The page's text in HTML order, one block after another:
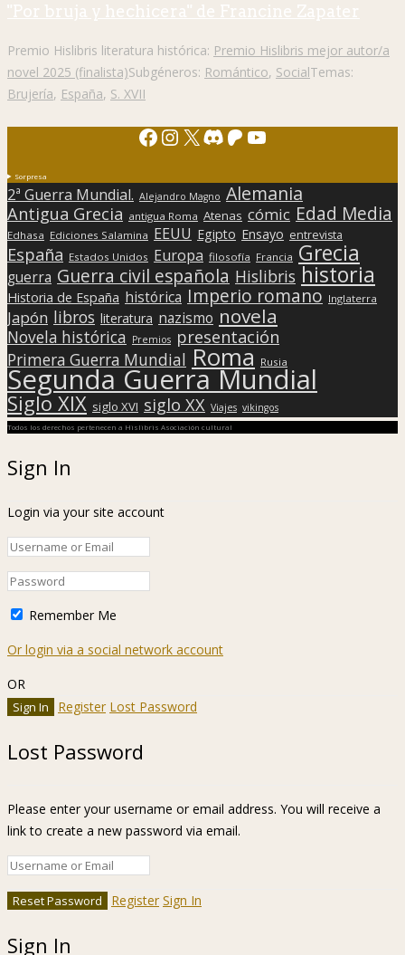
"Por bruja y hechicera" de Francine Zapater
Premio Hislibris literatura histórica: Premio Hislibris mejor autor/a
novel 2025 (finalista)Subgéneros: Romántico, SocialTemas:
Brujería, España, S. XVII
Facebook
Instagram
X Discord
Patreon
YouTube
Sorpresa
2ª Guerra Mundial. Alejandro Magno Alemania
Antigua Grecia antigua Roma Atenas cómic Edad Media
Edhasa Ediciones Salamina EEUU Egipto Ensayo entrevista
España Estados Unidos Europa filosofía Francia Grecia
guerra Guerra civil española Hislibris historia
Historia de España histórica Imperio romano Inglaterra
Japón libros literatura nazismo novela
Novela histórica Premios presentación
Primera Guerra Mundial Roma Rusia
Segunda Guerra Mundial
Siglo XIX siglo XVI siglo XX Viajes vikingos
Todos los derechos pertenecen a Hislibris Asociación cultural
Sign In
Login via your site account
Remember Me
Or login via a social network account
OR
Register Lost Password
Lost Password
Please enter your username or email address. You will receive a
link to create a new password via email.
Register Sign In
Sign In